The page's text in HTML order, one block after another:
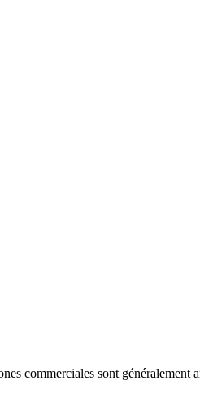
commerciales sont généralement